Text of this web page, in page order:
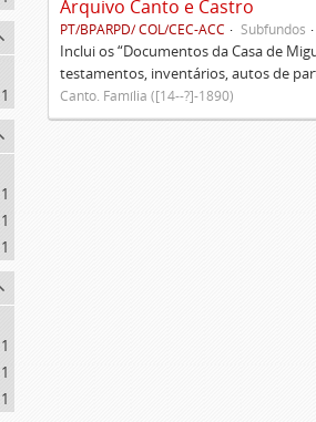
1
1
1
1
1
1
1
Arquivo Canto e Castro
PT/BPARPD/ COL/CEC-ACC Subfundos
Inclui os “Documentos da Casa de
testamentos, inventários, autos de
Canto. Família ([14--?]-1890)